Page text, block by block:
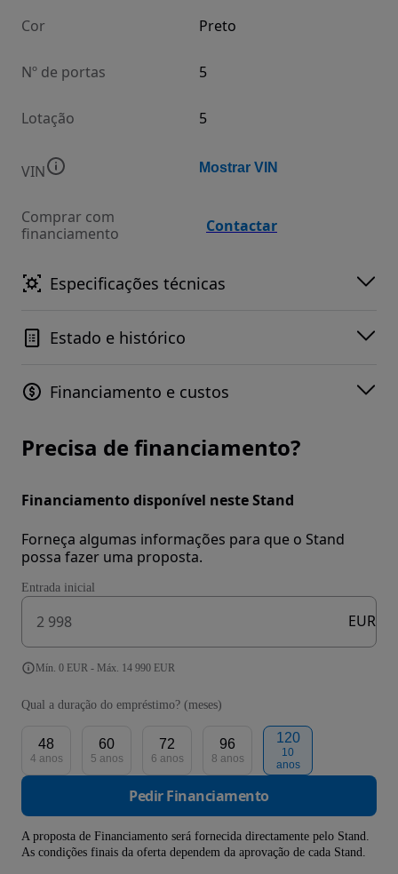
Cor Preto
Nº de portas 5
Lotação 5
VIN Mostrar VIN
Comprar com
financiamento
Contactar
Especificações técnicas
Estado e histórico
Financiamento e custos
Precisa de financiamento?
Financiamento disponível neste Stand
Forneça algumas informações para que o Stand
possa fazer uma proposta.
Entrada inicial
EUR
Mín. 0 EUR - Máx. 14 990 EUR
Qual a duração do empréstimo? (meses)
48
4 anos
60
5 anos
72
6 anos
96
8 anos
120
10
anos
Pedir Financiamento
A proposta de Financiamento será fornecida directamente pelo Stand.
As condições finais da oferta dependem da aprovação de cada Stand.